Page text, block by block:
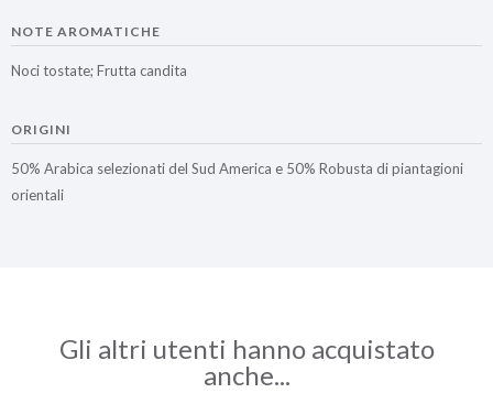
NOTE AROMATICHE
Noci tostate; Frutta candita
ORIGINI
50% Arabica selezionati del Sud America e 50% Robusta di piantagioni
orientali
Gli altri utenti hanno acquistato
anche...